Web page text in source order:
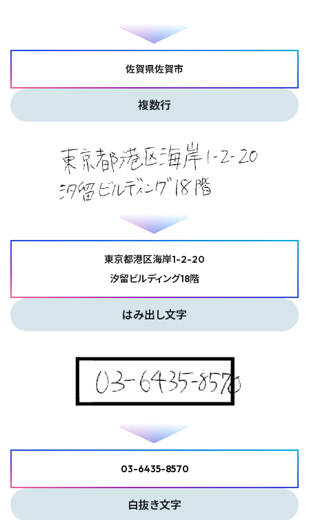
佐賀県佐賀市
複数行
東京都港区海岸1-2-20
汐留ビルディング18階
はみ出し文字
03-6435-8570
白抜き文字